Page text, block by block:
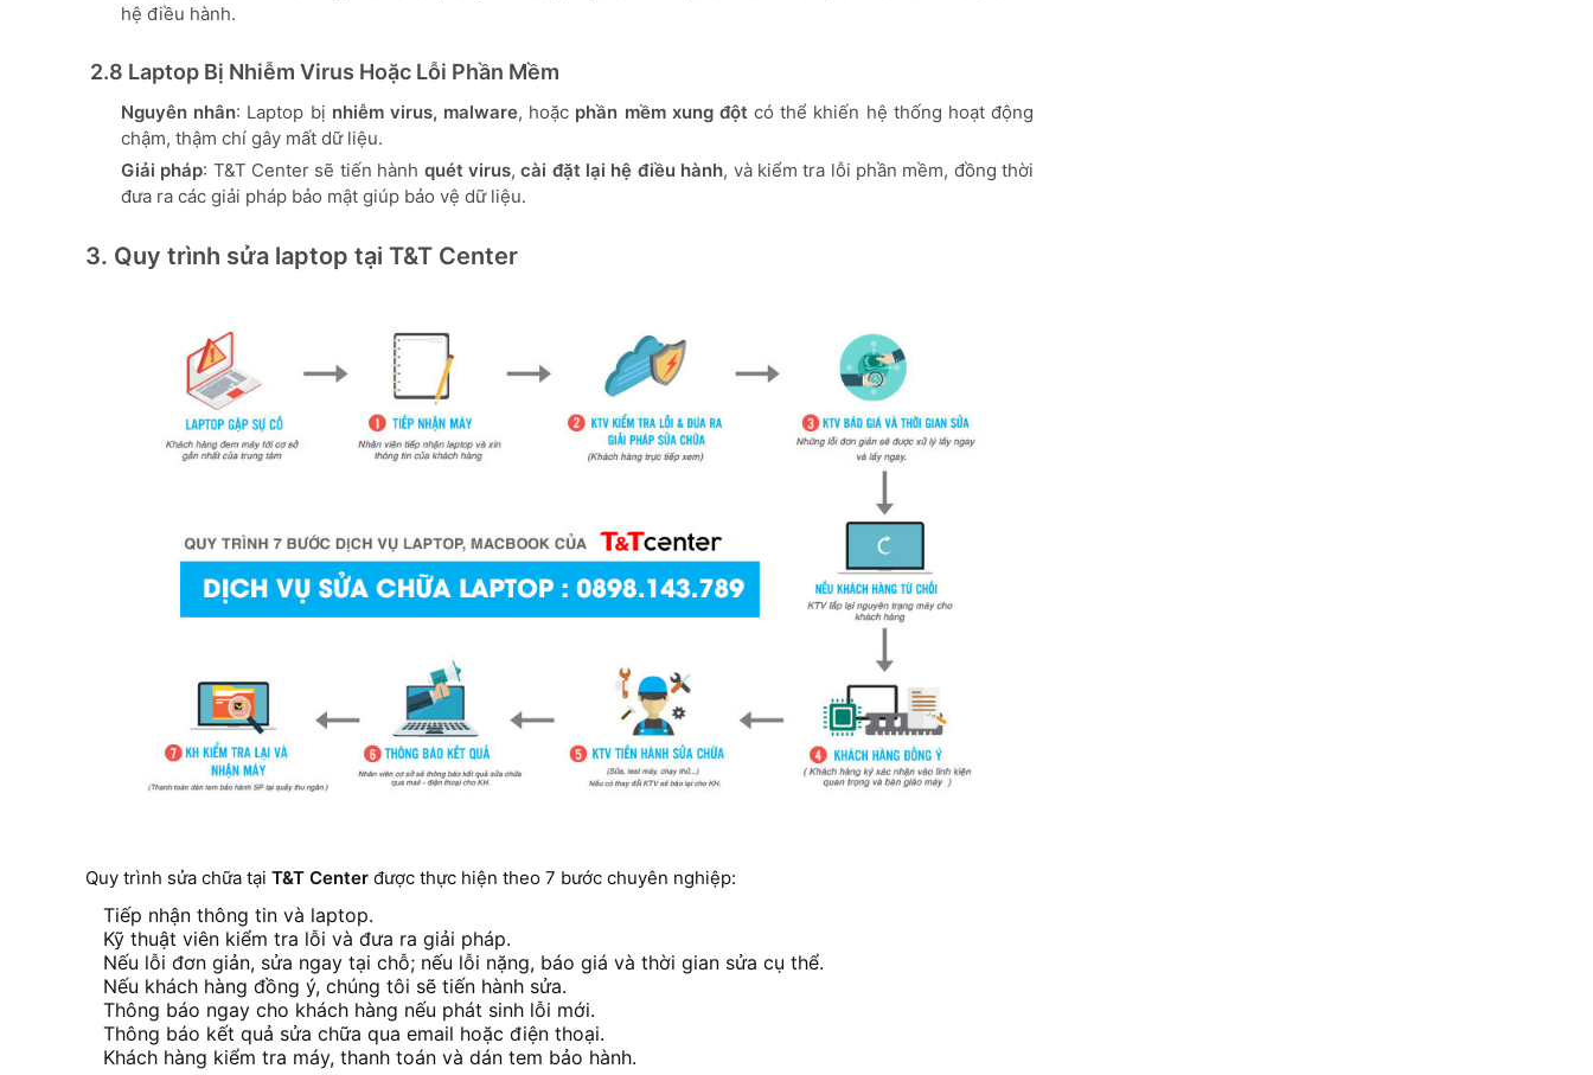
hệ điều hành.
2.8 Laptop Bị Nhiễm Virus Hoặc Lỗi Phần Mềm
Nguyên nhân: Laptop bị nhiễm virus, malware, hoặc phần mềm xung đột có thể khiến hệ thống hoạt động
chậm, thậm chí gây mất dữ liệu.
Giải pháp: T&T Center sẽ tiến hành quét virus,cài đặt lại hệ điều hành, và kiểm tra lỗi phần mềm, đồng thời
đưa ra các giải pháp bảo mật giúp bảo vệ dữ liệu.
3. Quy trình sửa laptop tại T&T Center
Quy trình sửa chữa tại T&T Center được thực hiện theo 7 bước chuyên nghiệp:
Tiếp nhận thông tin và laptop.
Kỹ thuật viên kiểm tra lỗi và đưa ra giải pháp.
Nếu lỗi đơn giản, sửa ngay tại chỗ; nếu lỗi nặng, báo giá và thời gian sửa cụ thể.
Nếu khách hàng đồng ý, chúng tôi sẽ tiến hành sửa.
Thông báo ngay cho khách hàng nếu phát sinh lỗi mới.
Thông báo kết quả sửa chữa qua email hoặc điện thoại.
Khách hàng kiểm tra máy, thanh toán và dán tem bảo hành.